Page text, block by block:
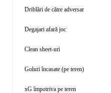
Driblări de către adversar
Degajari afară joc
Clean sheet-uri
Goluri încasate (pe teren)
xG împotriva pe teren